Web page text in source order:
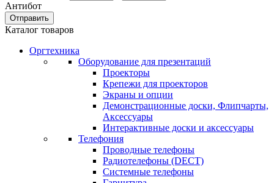
Антибот
Отправить
Каталог товаров
Оргтехника
Оборудование для презентаций
Проекторы
Крепежи для проекторов
Экраны и опции
Демонстрационные доски, Флипчарты,
Аксессуары
Интерактивные доски и аксессуары
Телефония
Проводные телефоны
Радиотелефоны (DECT)
Системные телефоны